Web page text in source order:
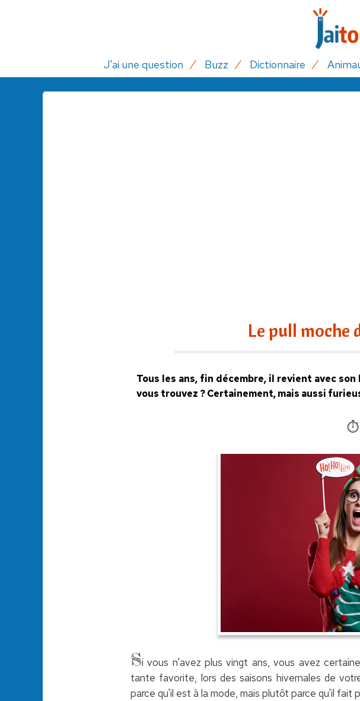
J'ai une question Buzz Dictionnaire
Le pull moche
Tous les ans, fin décembre, il revient avec
vous trouvez ? Certainement, mais aussi
Si vous n'avez plus vingt ans, vous avez
tante favorite, lors des saisons hivernales de
parce qu'il est à la mode, mais plutôt parce qu'il fait